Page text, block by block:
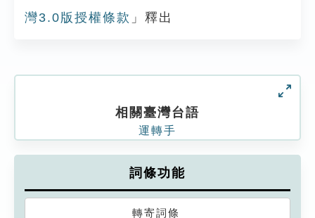
灣3.0版授權條款 」釋出
相關臺灣台語
運轉手
詞條功能
轉寄詞條